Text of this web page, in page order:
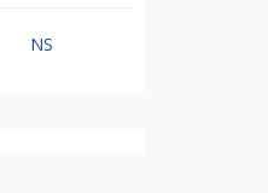
NS